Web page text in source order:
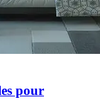
pour